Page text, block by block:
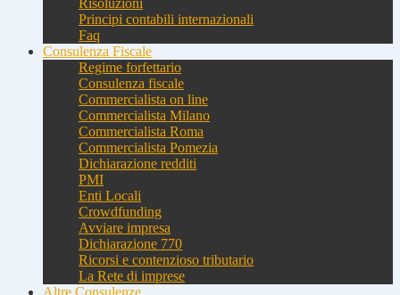
Risoluzioni
Principi contabili internazionali
Faq
Consulenza Fiscale
Regime forfettario
Consulenza fiscale
Commercialista on line
Commercialista Milano
Commercialista Roma
Commercialista Pomezia
Dichiarazione redditi
PMI
Enti Locali
Crowdfunding
Avviare impresa
Dichiarazione 770
Ricorsi e contenzioso tributario
La Rete di imprese
Altre Consulenze